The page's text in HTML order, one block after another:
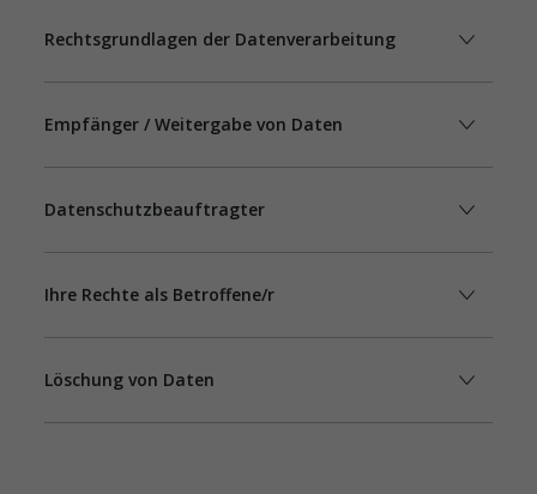
Rechtsgrundlagen der Datenverarbeitung
Empfänger / Weitergabe von Daten
Datenschutzbeauftragter
Ihre Rechte als Betroffene/r
Löschung von Daten